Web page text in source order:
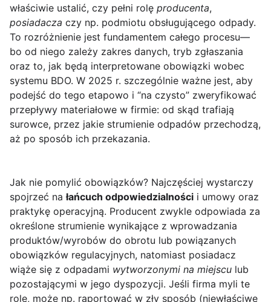
właściwie ustalić, czy pełni rolę producenta,
posiadacza czy np. podmiotu obsługującego odpady.
To rozróżnienie jest fundamentem całego procesu—
bo od niego zależy zakres danych, tryb zgłaszania
oraz to, jak będą interpretowane obowiązki wobec
systemu BDO. W 2025 r. szczególnie ważne jest, aby
podejść do tego etapowo i “na czysto” zweryfikować
przepływy materiałowe w firmie: od skąd trafiają
surowce, przez jakie strumienie odpadów przechodzą,
aż po sposób ich przekazania.
Jak nie pomylić obowiązków? Najczęściej wystarczy
spojrzeć nałańcuch odpowiedzialności i umowy oraz
praktykę operacyjną. Producent zwykle odpowiada za
określone strumienie wynikające z wprowadzania
produktów/wyrobów do obrotu lub powiązanych
obowiązków regulacyjnych, natomiast posiadacz
wiąże się z odpadami wytworzonymi na miejscu lub
pozostającymi w jego dyspozycji. Jeśli firma myli te
role, może np. raportować w zły sposób (niewłaściwe